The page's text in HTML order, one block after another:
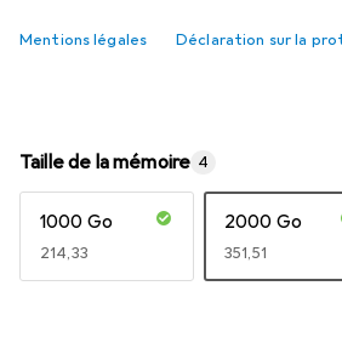
Mentions légales Déclaration sur la
Taille de la mémoire 4
1000 Go
EUR
214,33
2000 Go
EUR
351,51